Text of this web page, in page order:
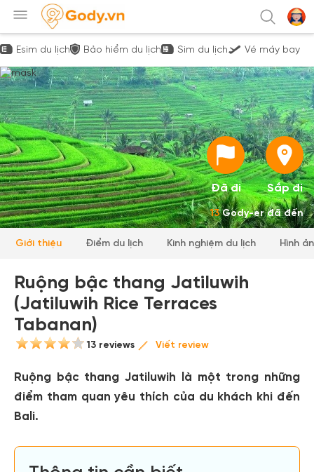
Esim du lịch Bảo hiểm du lịch Sim du lịch Vé máy bay
Đã đi Sắp đi
13Gody-er đã đến
Giới thiệu Điểm du lịch Kinh nghiệm du lịch Hình
Ruộng bậc thang Jatiluwih
(Jatiluwih Rice Terraces
Tabanan)
13 reviews Viết review
Ruộng bậc thang Jatiluwih là một trong những
điểm tham quan yêu thích của du khách khi đến
Bali.